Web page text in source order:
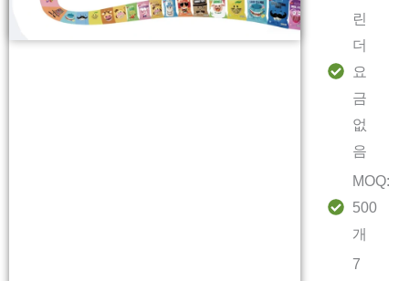
린
더
요
금
없
음
MOQ:
500
개
7